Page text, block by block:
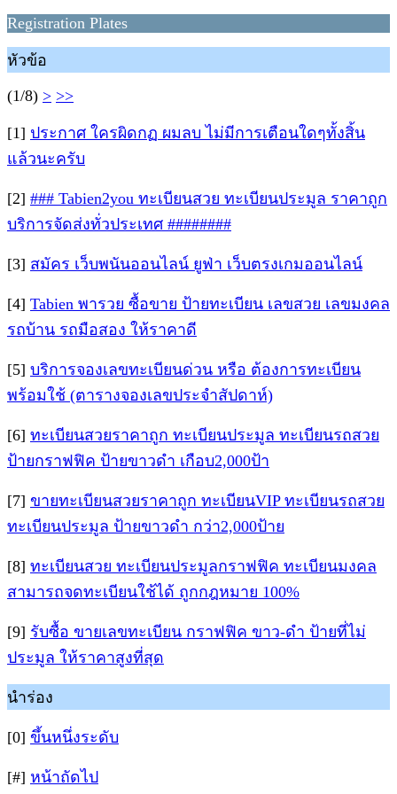
Registration Plates
หัวข้อ
(1/8) > >>
[1] ประกาศ ใครผิดกฏ ผมลบ ไม่มีการเตือนใดๆทั้งสิ้น
แล้วนะครับ
[2] ### Tabien2you ทะเบียนสวย ทะเบียนประมูล ราคาถูก
บริการจัดส่งทั่วประเทศ ########
[3] สมัคร เว็บพนันออนไลน์ ยูฟ่า เว็บตรงเกมออนไลน์
[4] Tabien พารวย ซื้อขาย ป้ายทะเบียน เลขสวย เลขมงคล
รถบ้าน รถมือสอง ให้ราคาดี
[5] บริการจองเลขทะเบียนด่วน หรือ ต้องการทะเบียน
พร้อมใช้ (ตารางจองเลขประจำสัปดาห์)
[6] ทะเบียนสวยราคาถูก ทะเบียนประมูล ทะเบียนรถสวย
ป้ายกราฟฟิค ป้ายขาวดำ เกือบ2,000ป้า
[7] ขายทะเบียนสวยราคาถูก ทะเบียนVIP ทะเบียนรถสวย
ทะเบียนประมูล ป้ายขาวดำ กว่า2,000ป้าย
[8] ทะเบียนสวย ทะเบียนประมูลกราฟฟิค ทะเบียนมงคล
สามารถจดทะเบียนใช้ได้ ถูกกฎหมาย 100%
[9] รับซื้อ ขายเลขทะเบียน กราฟฟิค ขาว-ดำ ป้ายที่ไม่
ประมูล ให้ราคาสูงที่สุด
นำร่อง
[0] ขึ้นหนึ่งระดับ
[#] หน้าถัดไป